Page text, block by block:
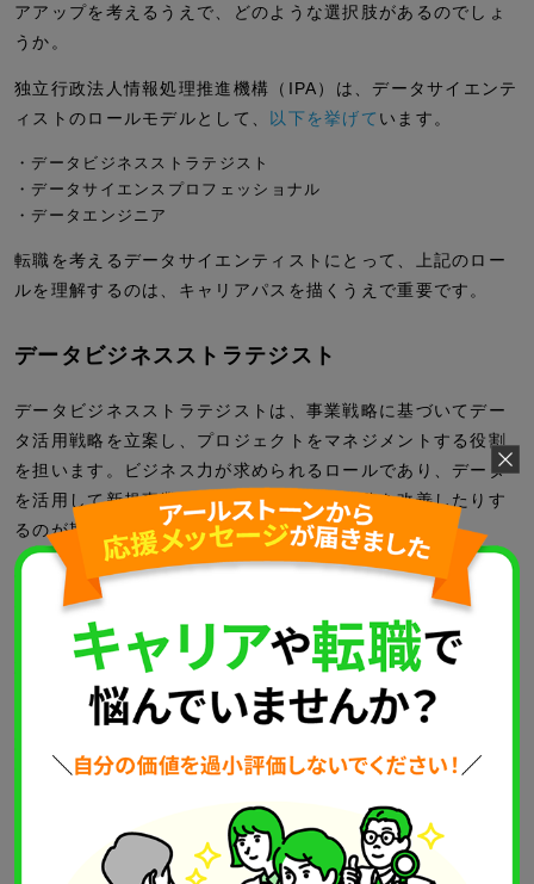
アアップを考えるうえで、どのような選択肢があるのでしょ
うか。
独立行政法人情報処理推進機構（IPA）は、データサイエンテ
ィストのロールモデルとして、
以下を挙げて います。
・データビジネスストラテジスト
・データサイエンスプロフェッショナル
・データエンジニア
転職を考えるデータサイエンティストにとって、上記のロー
ルを理解するのは、キャリアパスを描くうえで重要です。
データビジネスストラテジスト
データビジネスストラテジストは、事業戦略に基づいてデー
タ活用戦略を立案し、プロジェクトをマネジメントする役割
を担います。ビジネス力が求められるロールであり、データ
を活用して新規事業を創出したり、現場業務を改善したりす
るのが期待されます。
例えば、マーケティングデータを活用した新サービスの企画
や、生産データの分析による工程改善などが考えられます。
ビジネス戦略とデータ分析のスキルを組み合わせて、企業の
意思決定を支援できます。
ビジネス戦略とデータ分析のスキルを組み合わせて、企業の
すすめのキャリアパスです。
データサイエンスプロフェッショナル